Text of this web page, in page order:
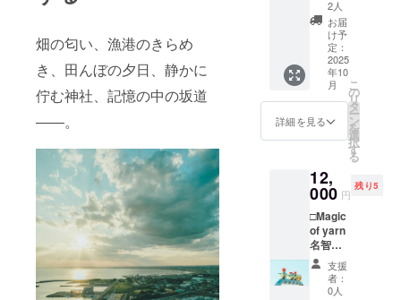
畑の匂い、漁港のきらめ
き、田んぼの夕日、静かに
佇む神社、記憶の中の坂道
――。
作家の
インス
ピレー
ション
により
ます
が、壁
に手書
きもし
る可能
性が高
・注意
事項：
支援
時、必
ず備考
欄に掲
いお名
前（団
体名、
ニック
ネー
ム、匿
名希望
も可）
を「備
さい。
※誹謗中
文言な
どはお
断りし
ます。
・掲示
方法：
カード
＋ガイ
ドブッ
ク２冊
＋支援
者様の
お名前
をまち
げー期
莉作品
の近く
に掲示
致しま
す。掲
示して
ほしい
お名前
（団体
2人
お届
け予
定：
2025
年10
月
詳細を見る
こ
の
リ
タ
ー
ン
を
選
択
す
る
12,
000 円
残り5
□Magic
of yarn
名智岬
応援
コース□
作家制
支援
者：
0人